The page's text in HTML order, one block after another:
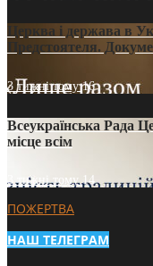
Церква і держава в
Предстоятеля.
3 тижні тому16
Всеукраїнська Рада
місце всім
3 тижні тому14
ПОЖЕРТВА
НАШ ТЕЛЕГРАМ